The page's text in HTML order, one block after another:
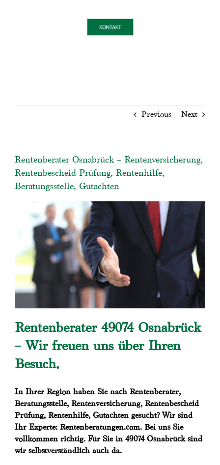
Previous Next
Rentenberater Osnabrück – Rentenversicherung,
Rentenbescheid Prüfung, Rentenhilfe,
Beratungsstelle, Gutachten
Rentenberater 49074 Osnabrück
– Wir freuen uns über Ihren
Besuch.
In Ihrer Region haben Sie nach Rentenberater,
Beratungsstelle, Rentenversicherung, Rentenbescheid
Prüfung, Rentenhilfe, Gutachten gesucht? Wir sind
Ihr Experte: Rentenberatungen.com. Bei uns Sie
vollkommen richtig. Für Sie in 49074 Osnabrück sind
wir selbstverständlich auch da.